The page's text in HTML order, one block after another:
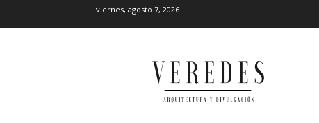
viernes, agosto 7, 2026